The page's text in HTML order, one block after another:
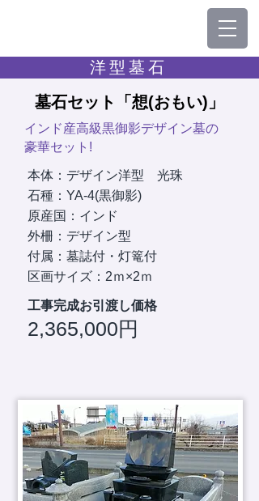
洋型墓石
墓石セット「想(おもい)」
インド産高級黒御影デザイン墓の
豪華セット!
本体：デザイン洋型 光珠
石種：YA-4(黒御影)
原産国：インド
外柵：デザイン型
付属：墓誌付・灯篭付
区画サイズ：2ｍ×2ｍ
工事完成お引渡し価格
2,365,000円